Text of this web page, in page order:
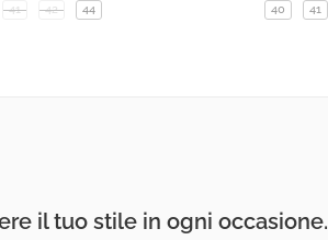
41 42 44 40 41
il tuo stile in ogni occasione.